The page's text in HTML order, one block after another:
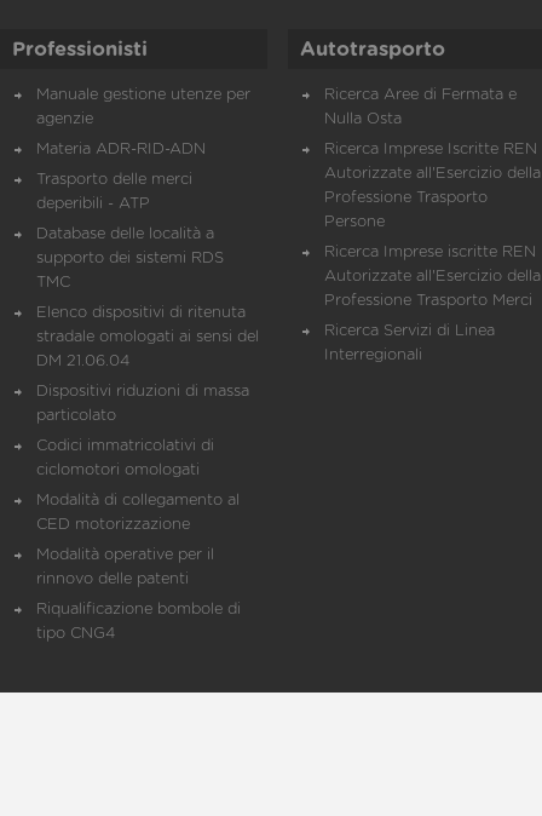
Professionisti
Manuale gestione utenze per
agenzie
Materia ADR-RID-ADN
Trasporto delle merci
deperibili - ATP
Database delle località a
supporto dei sistemi RDS
TMC
Elenco dispositivi di ritenuta
stradale omologati ai sensi del
DM 21.06.04
Dispositivi riduzioni di massa
particolato
Codici immatricolativi di
ciclomotori omologati
Modalità di collegamento al
CED motorizzazione
Modalità operative per il
rinnovo delle patenti
Riqualificazione bombole di
tipo CNG4
Autotrasporto
Ricerca Aree di Fermata e
Nulla Osta
Ricerca Imprese Iscritte REN
Autorizzate all'Esercizio della
Professione Trasporto
Persone
Ricerca Imprese iscritte REN
Autorizzate all'Esercizio della
Professione Trasporto Merci
Ricerca Servizi di Linea
Interregionali